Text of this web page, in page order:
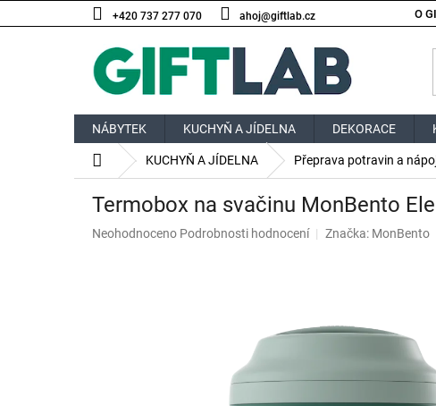
na
+420 737 277 070 ahoj@giftlab.cz O
NÁBYTEK KUCHYŇ A JÍDELNA DEKORACE
Domů KUCHYŇ A JÍDELNA Přeprava potravin a
Termobox na svačinu MonBento
Průměrné
Neohodnoceno Podrobnosti hodnocení Značka: MonBento